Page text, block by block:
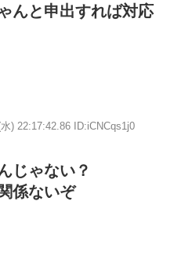
んと申出すれば対応
) 22:17:42.86 ID:iCNCqs1j0
じゃない？
係ないぞ